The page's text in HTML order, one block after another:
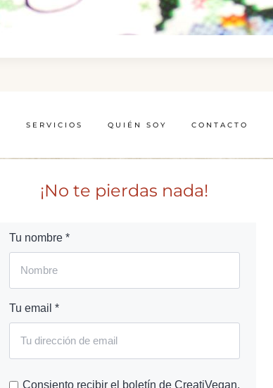
SERVICIOS QUIÉN SOY CONTACTO
¡No te pierdas nada!
Tu nombre *
Tu email *
Consiento recibir el boletín de CreatiVegan.